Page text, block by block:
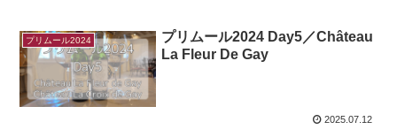
プリムール2024
プリムール2024 Day5／Château
La Fleur De Gay
2025.07.12